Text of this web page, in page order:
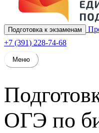
Подготовка к экзаменам
+7 (391) 228-74-68
Меню
ОГЭ по